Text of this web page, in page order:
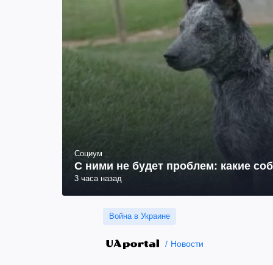
Социум
С ними не будет проблем: какие
3 часа назад
Война в Украине
Новости